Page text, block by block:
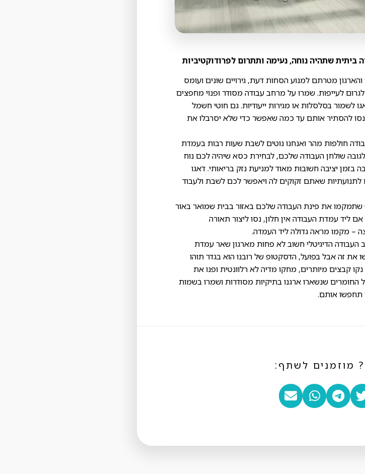
מטרתם למנוע הסחות דעת, גירויים שונים ועומס
לגרום לעייפות. שמרו על מרחב עבודה מסודר ופנוי מחפצים
בסלסלות או מגירות ייעודיות. גם חוטי חשמל
נסו להסתיר אותם עד כמה שאפשר כדי שלא יסרבלו את
חולפות מהר ואנחנו נוטים לשבת שעות רבות בעמדת
שולחן העבודה שלכם, לבחירת כסא שיהיה לכם נוח
בזמן יציבה חשובות מאוד למניעת נזק בריאותי. דאגו
שאתם זקוקים לה ויאפשר לכם לשבת ולעבוד
שתמקמו את פינת העבודה שלכם באזור בבית שמואר באור
ליד עמדת העבודה אין חלון, נסו ליצור תאורה
– מקמו מראה גדולה ליד העמדה.
העבודה הדיגיטלי חשוב לא פחות מארגון שאר עמדת
את זה אבל בפועל, הדסקטופ של רובנו הוא בגדר תוהו
נקו קבצים מיותרים, מחקו מדיה לא רלוונטית ופנו את
החומרים שנשארו ארגנו בתיקיות מסודרות ושמרו בשמות
תחפשו אותם.
מוזמנים לשתף: